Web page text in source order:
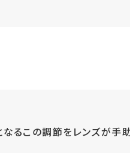
るこの調節をレンズが手